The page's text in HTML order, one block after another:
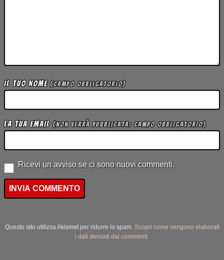
Il tuo Nome (campo obbligatorio)
La tua Email (non verrà pubblicata; campo obbligatorio)
Ricevi un avviso se ci sono nuovi commenti.
Questo sito utilizza Akismet per ridurre lo spam. Scopri come vengono elaborati
i dati derivati dai commenti